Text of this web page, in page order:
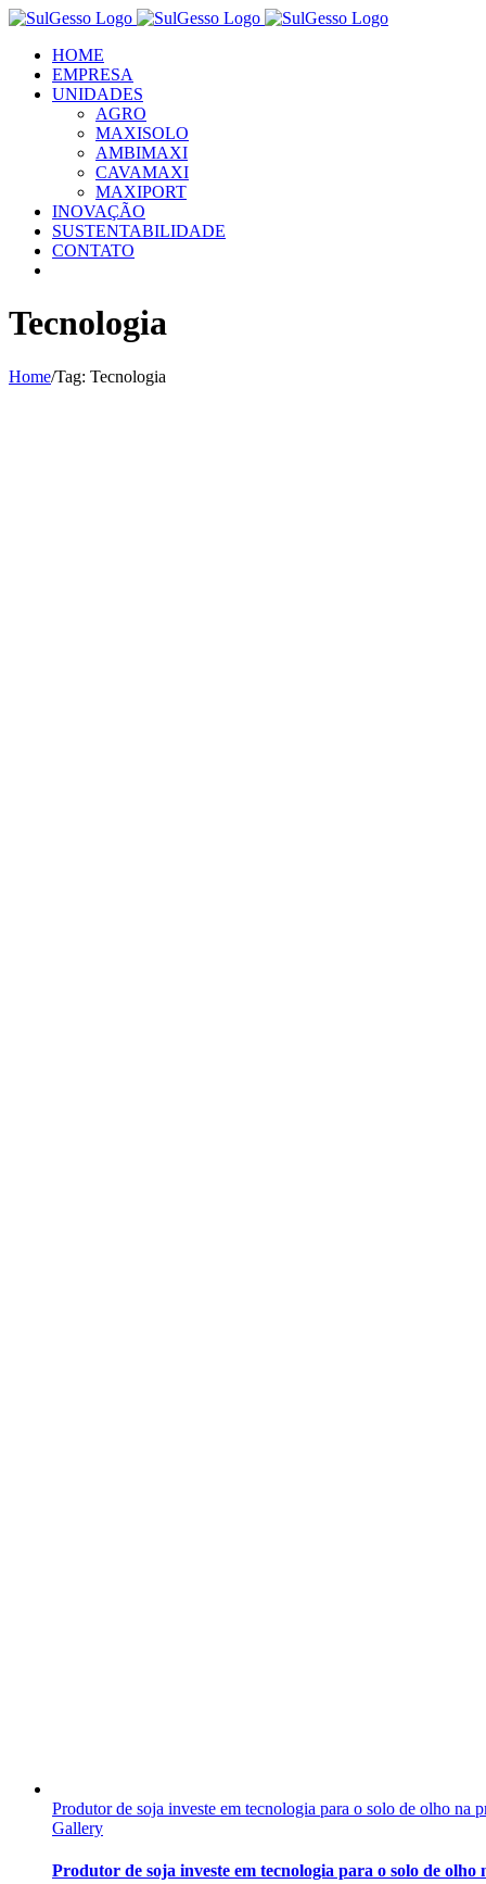
Skip
contentHOME
EMPRESA
UNIDADES
AGRO
MAXISOLO
AMBIMAXI
CAVAMAXI
MAXIPORT
INOVAÇÃO
SUSTENTABILIDADE
CONTATO
Tecnologia
Home/Tag: Tecnologia
Produtor de soja investe em tecnologia para o solo de olho na
Gallery
Produtor de soja investe em tecnologia para o solo de